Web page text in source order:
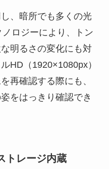
、暗所でも多くの光
ロジーにより、トン
明るさの変化にも対
HD（1920×1080px）
再確認する際にも、
をはっきり確認でき
トレージ内蔵